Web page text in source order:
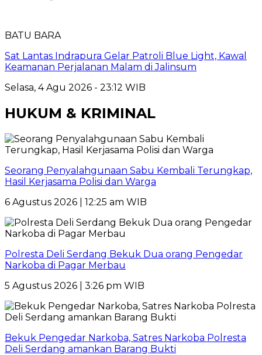
BATU BARA
Sat Lantas Indrapura Gelar Patroli Blue Light, Kawal
Keamanan Perjalanan Malam di Jalinsum
Selasa, 4 Agu 2026 - 23:12 WIB
HUKUM & KRIMINAL
Seorang Penyalahgunaan Sabu Kembali Terungkap,
Hasil Kerjasama Polisi dan Warga
6 Agustus 2026 | 12:25 am WIB
Polresta Deli Serdang Bekuk Dua orang Pengedar
Narkoba di Pagar Merbau
5 Agustus 2026 | 3:26 pm WIB
Bekuk Pengedar Narkoba, Satres Narkoba Polresta
Deli Serdang amankan Barang Bukti